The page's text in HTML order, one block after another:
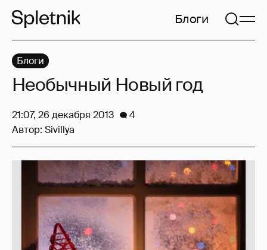
Блоги
Блоги
Необычный Новый год
21:07, 26 декабря 2013
4
Автор: Sivillya